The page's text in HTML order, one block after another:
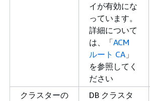
イが有効にな
っています。
詳細について
は、「ACM
ルート CA 」
を参照してく
ださい
クラスターの
DB クラスタ